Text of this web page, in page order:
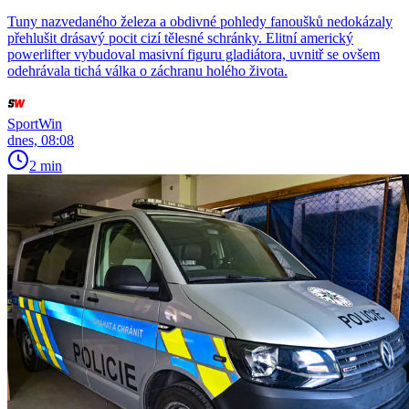
Tuny nazvedaného železa a obdivné pohledy fanoušků nedokázaly
přehlušit drásavý pocit cizí tělesné schránky. Elitní americký
powerlifter vybudoval masivní figuru gladiátora, uvnitř se ovšem
odehrávala tichá válka o záchranu holého života.
SportWin
dnes, 08:08
2 min